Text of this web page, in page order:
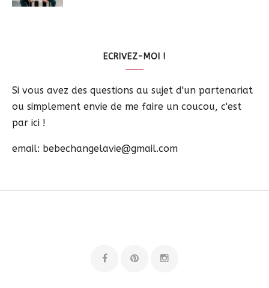
ECRIVEZ-MOI !
Si vous avez des questions au sujet d'un partenariat
ou simplement envie de me faire un coucou, c'est
par ici !
email: bebechangelavie@gmail.com